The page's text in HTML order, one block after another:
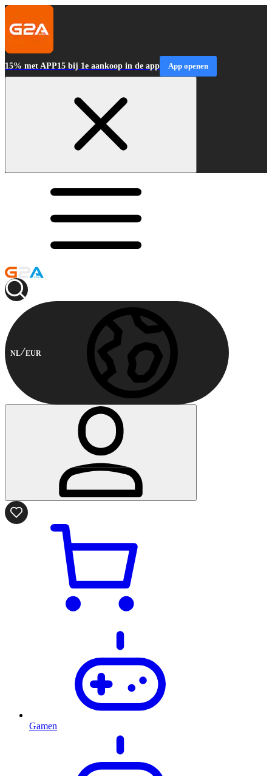
15% met APP15 bij 1e aankoop in de app App openen
NL EUR
Gamen